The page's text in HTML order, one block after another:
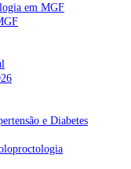
em MGF
e Diabetes